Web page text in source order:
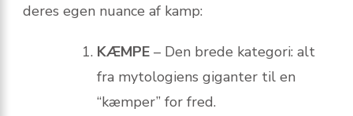
deres egen nuance af kamp:
KÆMPE – Den brede kategori: alt
fra mytologiens giganter til en
“kæmper” for fred.